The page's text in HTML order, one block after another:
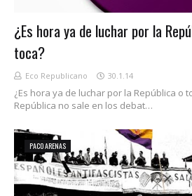
¿Es hora ya de luchar por la
toca?
Eco Republicano 30.1.14
¿Es hora ya de luchar por la República o
República no sale en los debat…
PACO ARENAS